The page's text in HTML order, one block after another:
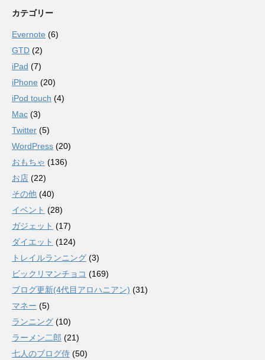
カテゴリー
Evernote (6)
GTD (2)
iPad (7)
iPhone (20)
iPod touch (4)
Mac (3)
Twitter (5)
WordPress (20)
おもちゃ (136)
お店 (22)
その他 (40)
イベント (28)
ガジェット (17)
ダイエット (124)
トレイルランニング (3)
ビックリマンチョコ (169)
ブログ更新(4代目アロハニアン) (31)
マネー (5)
ランニング (10)
ラーメン二郎 (21)
七人のブログ侍 (50)